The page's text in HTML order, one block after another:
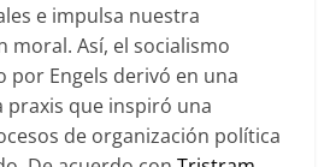
e impulsa nuestra
moral. Así, el socialismo
Engels derivó en una
praxis que inspiró una
de organización política